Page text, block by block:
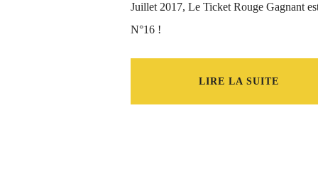
Juillet 2017, Le Ticket Rouge Gagnant
N°16 !
LIRE LA SUITE